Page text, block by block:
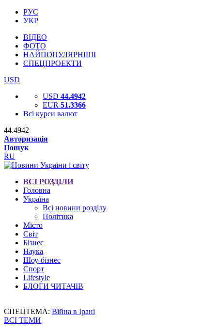
РУС
УКР
ВІДЕО
ФОТО
НАЙПОПУЛЯРНІШІ
СПЕЦПРОЕКТИ
USD
USD 44.4942
EUR 51.3366
Всі курси валют
44.4942
Авторизація
Пошук
RU
ВСІ РОЗДІЛИ
Головна
Україна
Всі новини розділу
Політика
Місто
Світ
Бізнес
Наука
Шоу-бізнес
Спорт
Lifestyle
БЛОГИ ЧИТАЧІВ
СПЕЦТЕМА: Війна в Ірані
ВСІ ТЕМИ